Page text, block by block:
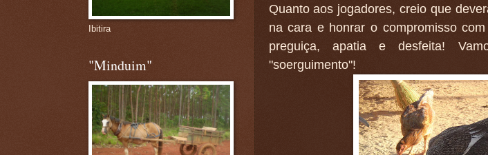
Quanto aos jogadores, creio que
na cara e honrar o compromisso
preguiça, apatia e desfeita!
"soerguimento"!
Ibitira
"Minduim"